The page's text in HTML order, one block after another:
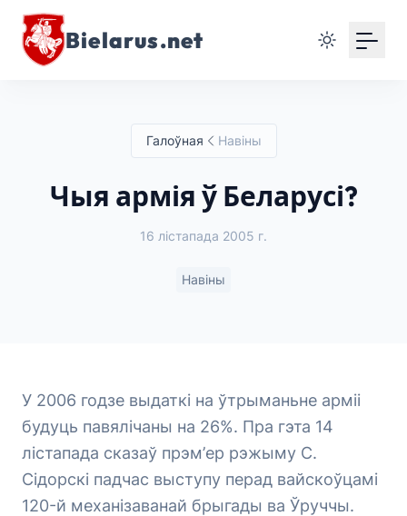
Bielarus.net
Галоўная Навіны
Чыя армія ў Беларусі?
16 лістапада 2005 г.
Навіны
У 2006 годзе выдаткі на ўтрыманьне арміі
будуць павялічаны на 26%. Пра гэта 14
лістапада сказаў прэм’ер рэжыму С.
Сідорскі падчас выступу перад вайскоўцамі
120-й механізаванай брыгады ва Ўруччы.